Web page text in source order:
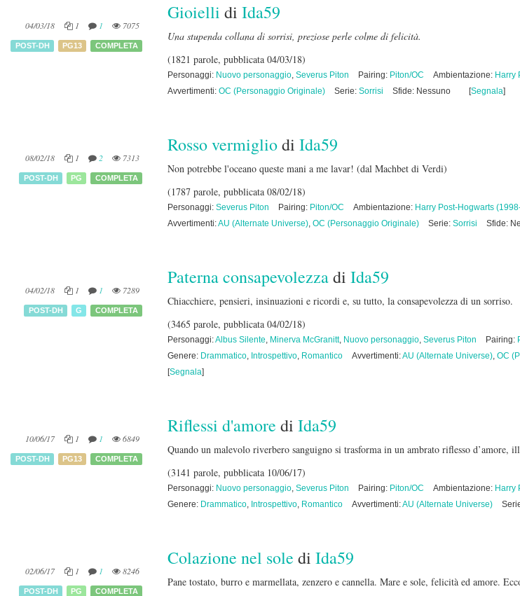
04/03/18 1 1 7075
POST-DH PG13 COMPLETA
Gioielli di Ida59
Una stupenda collana di sorrisi, preziose perle colme di felicità.
(1821 parole, pubblicata 04/03/18)
Personaggi: Nuovo personaggio, Severus Piton Pairing: Piton/OC Ambientazione: Harry
Avvertimenti: OC (Personaggio Originale) Serie: Sorrisi Sfide: Nessuno [Segnala]
08/02/18 1 2 7313
POST-DH PG COMPLETA
Rosso vermigliodi Ida59
Non potrebbe l'oceano queste mani a me lavar! (dal Machbet di Verdi)
(1787 parole, pubblicata 08/02/18)
Personaggi: Severus Piton Pairing: Piton/OC Ambientazione: Harry Post-Hogwarts
Avvertimenti:AU (Alternate Universe), OC (Personaggio Originale) Serie: Sorrisi Sfide:
04/02/18 1 1 7289
POST-DH G COMPLETA
Paterna consapevolezzadi Ida59
Chiacchiere, pensieri, insinuazioni e ricordi e, su tutto, la consapevolezza di un sorriso.
(3465 parole, pubblicata 04/02/18)
Personaggi:Albus Silente, Minerva McGranitt, Nuovo personaggio, Severus Piton Pairing:
Genere: Drammatico, Introspettivo, Romantico Avvertimenti:AU (Alternate Universe), OC
[Segnala]
10/06/17 1 1 6849
POST-DH PG13 COMPLETA
Riflessi d'amore di Ida59
Quando un malevolo riverbero sanguigno si trasforma in un ambrato riflesso d’amore,
(3141 parole, pubblicata 10/06/17)
Personaggi: Nuovo personaggio, Severus Piton Pairing: Piton/OC Ambientazione: Harry
Genere: Drammatico, Introspettivo, Romantico Avvertimenti:AU (Alternate Universe)
02/06/17 1 1 8246
POST-DH PG COMPLETA
Colazione nel sole di Ida59
Pane tostato, burro e marmellata, zenzero e cannella. Mare e sole, felicità ed amore.